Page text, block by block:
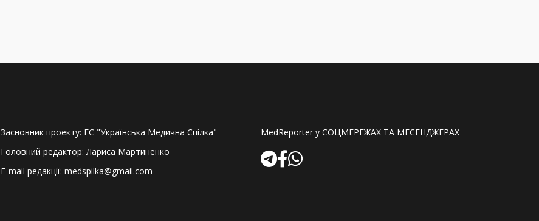
Засновник проекту: ГС "Українська Медична Спілка"
Головний редактор: Лариса Мартиненко
E-mail редакції: medspilka@gmail.com
MedReporter у СОЦМЕРЕЖАХ ТА МЕСЕНДЖЕРАХ